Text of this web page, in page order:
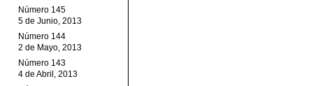
Número 145
5 de Junio, 2013
Número 144
2 de Mayo, 2013
Número 143
4 de Abril, 2013